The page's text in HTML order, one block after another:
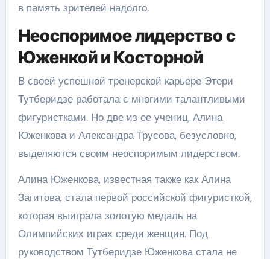
в память зрителей надолго.
Неоспоримое лидерство с
Юженкой и Косторной
В своей успешной тренерской карьере Этери
Тутберидзе работала с многими талантливыми
фигуристками. Но две из ее учениц, Алина
Юженкова и Александра Трусова, безусловно,
выделяются своим неоспоримым лидерством.
Алина Юженкова, известная также как Алина
Загитова, стала первой российской фигуристкой,
которая выиграла золотую медаль на
Олимпийских играх среди женщин. Под
руководством Тутберидзе Юженкова стала не